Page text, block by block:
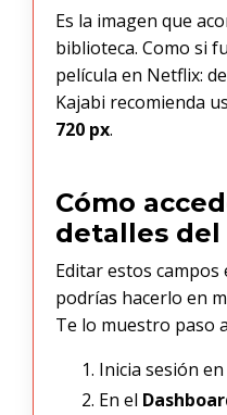
Es la imagen que
biblioteca. Como si
película en Netflix:
Kajabi recomienda
720 px.
Cómo
detalles del
Editar estos campos
podrías hacerlo en
Te lo muestro paso
Inicia sesión
En el